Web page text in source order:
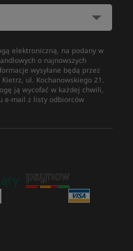
elektroniczną, na podany w
o najnowszych
wysyłane będą przez
Kietrz, ul. Kochanowskiego 21.
ją wycofać w każdej chwili,
e-mail z listy odbiorców